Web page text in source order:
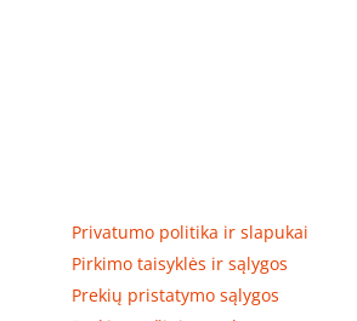
Privatumo politika ir slapukai
Pirkimo taisyklės ir sąlygos
Prekių pristatymo sąlygos